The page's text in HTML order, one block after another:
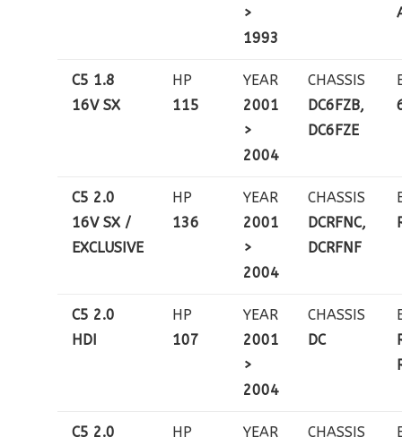
>
1993
C5 1.8
16V SX
HP
115
YEAR
2001
>
2004
CHASSIS
DC6FZB,
DC6FZE
C5 2.0
16V SX /
EXCLUSIVE
HP
136
YEAR
2001
>
2004
CHASSIS
DCRFNC,
DCRFNF
C5 2.0
HDI
HP
107
YEAR
2001
>
2004
CHASSIS
DC
C5 2.0
HP
YEAR
CHASSIS